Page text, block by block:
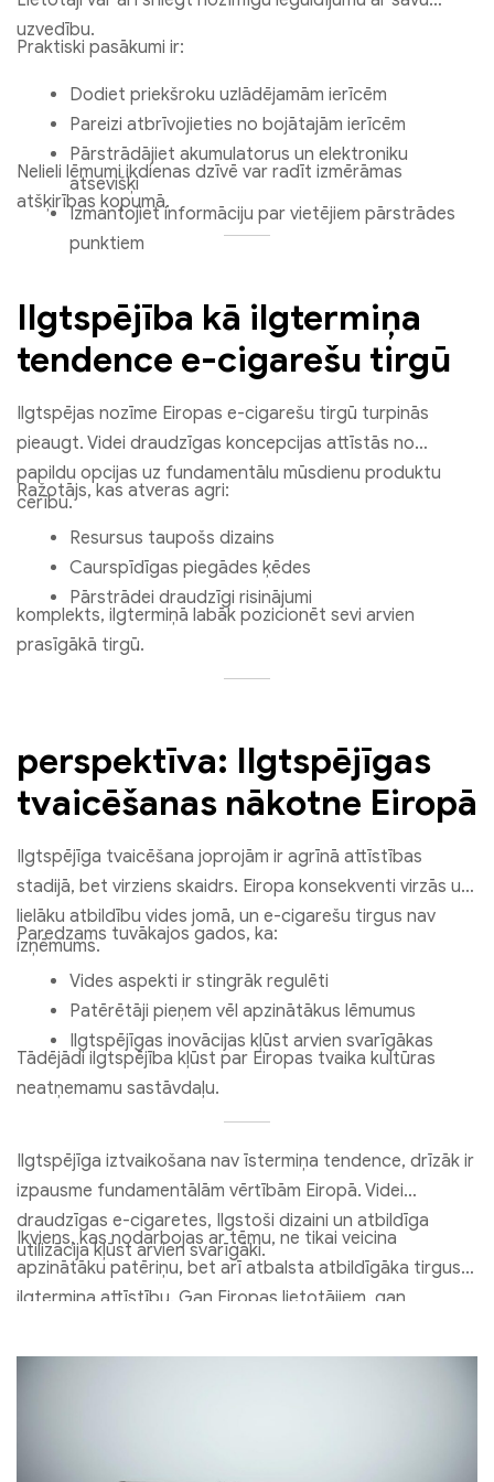
uzvedību.
Praktiski pasākumi ir:
Dodiet priekšroku uzlādējamām ierīcēm
Pareizi atbrīvojieties no bojātajām ierīcēm
Pārstrādājiet akumulatorus un elektroniku
atsevišķi
Izmantojiet informāciju par vietējiem pārstrādes
punktiem
Nelieli lēmumi ikdienas dzīvē var radīt izmērāmas
atšķirības kopumā.
Ilgtspējība kā ilgtermiņa
tendence e-cigarešu tirgū
Ilgtspējas nozīme Eiropas e-cigarešu tirgū turpinās
pieaugt. Videi draudzīgas koncepcijas attīstās no
papildu opcijas uz fundamentālu mūsdienu produktu
cerību.
Ražotājs, kas atveras agri:
Resursus taupošs dizains
Caurspīdīgas piegādes ķēdes
Pārstrādei draudzīgi risinājumi
komplekts, ilgtermiņā labāk pozicionēt sevi arvien
prasīgākā tirgū.
perspektīva: Ilgtspējīgas
tvaicēšanas nākotne Eiropā
Ilgtspējīga tvaicēšana joprojām ir agrīnā attīstības
stadijā, bet virziens skaidrs. Eiropa konsekventi virzās uz
lielāku atbildību vides jomā, un e-cigarešu tirgus nav
izņēmums.
Paredzams tuvākajos gados, ka:
Vides aspekti ir stingrāk regulēti
Patērētāji pieņem vēl apzinātākus lēmumus
Ilgtspējīgas inovācijas kļūst arvien svarīgākas
Tādējādi ilgtspējība kļūst par Eiropas tvaika kultūras
neatņemamu sastāvdaļu.
Ilgtspējīga iztvaikošana nav īstermiņa tendence, drīzāk ir
izpausme fundamentālām vērtībām Eiropā. Videi
draudzīgas e-cigaretes, Ilgstoši dizaini un atbildīga
utilizācija kļūst arvien svarīgāki.
Ikviens, kas nodarbojas ar tēmu, ne tikai veicina
apzinātāku patēriņu, bet arī atbalsta atbildīgāka tirgus
ilgtermiņa attīstību. Gan Eiropas lietotājiem, gan
nākotnē.